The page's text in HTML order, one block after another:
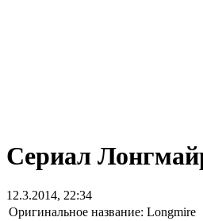
Сериал
12.3.2014, 22:34
Оригинальное название: Longmire